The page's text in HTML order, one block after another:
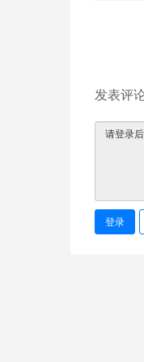
发表评
登录